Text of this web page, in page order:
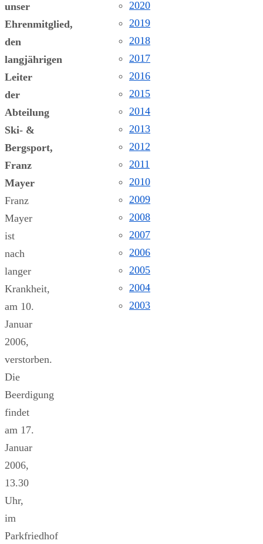
unser
Ehrenmitglied,
den
langjährigen
Leiter
der
Abteilung
Ski- &
Bergsport,
Franz
Mayer
Franz
Mayer
ist
nach
langer
Krankheit,
am 10.
Januar
2006,
verstorben.
Die
Beerdigung
findet
am 17.
Januar
2006,
13.30
Uhr,
im
Parkfriedhof
2020
2019
2018
2017
2016
2015
2014
2013
2012
2011
2010
2009
2008
2007
2006
2005
2004
2003